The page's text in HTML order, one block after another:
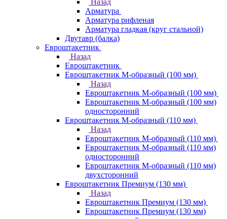
Арматура
Арматура рифленая
Арматура гладкая (круг стальной)
Двутавр (балка)
Евроштакетник
Назад
Евроштакетник
Евроштакетник М-образный (100 мм)
Назад
Евроштакетник М-образный (100 мм)
Евроштакетник М-образный (100 мм)
односторонний
Евроштакетник М-образный (110 мм)
Назад
Евроштакетник М-образный (110 мм)
Евроштакетник М-образный (110 мм)
односторонний
Евроштакетник М-образный (110 мм)
двухсторонний
Евроштакетник Премиум (130 мм)
Назад
Евроштакетник Премиум (130 мм)
Евроштакетник Премиум (130 мм)